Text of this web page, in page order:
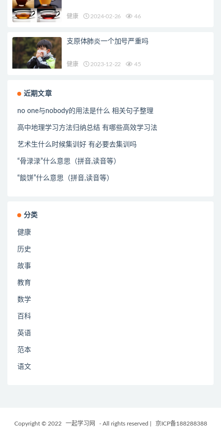
健康 2024-02-26 46
支原体肺炎一个加号严重吗
健康 2023-12-22 45
近期文章
no one与nobody的用法是什么 相关句子整理
高中地理学习方法归纳总结 有哪些高效学习法
艺术生什么时候集训好 有必要去集训吗
“骨渌渌”什么意思（拼音,读音等）
“餤饼”什么意思（拼音,读音等）
分类
健康
历史
故事
教育
数学
百科
英语
范本
语文
Copyright © 2022 一起学习网 - All rights reserved 京ICP备188288388